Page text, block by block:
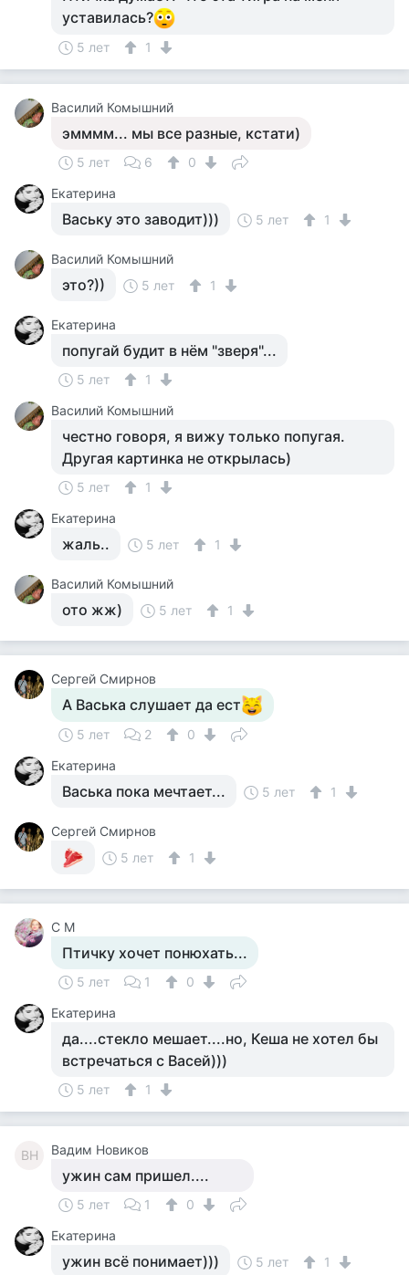
уставилась?
5 лет 1
Василий Комышний
эмммм... мы все разные, кстати)
5 лет 6
0
Екатерина
Ваську это заводит))) 5 лет 1
Василий Комышний
это?)) 5 лет 1
Екатерина
попугай будит в нём "зверя"...
5 лет
1
Василий Комышний
честно говоря, я вижу только попугая.
Другая картинка не открылась)
5 лет
1
Екатерина
жаль.. 5 лет 1
Василий Комышний
ото жж) 5 лет 1
Сергей Смирнов
А Васька слушает да ест
5 лет 2
0
Екатерина
Васька пока мечтает... 5 лет 1
Сергей Смирнов
5 лет
1
С М
Птичку хочет понюхать...
5 лет 1
0
Екатерина
да....стекло мешает....но, Кеша не хотел бы
встречаться с Васей)))
5 лет 1
ВН Вадим Новиков
ужин сам пришел....
5 лет 1
0
Екатерина
ужин всё понимает))) 5 лет 1